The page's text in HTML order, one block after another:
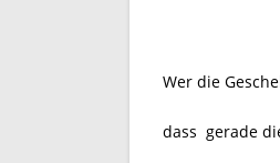
Wer die
dass gerade